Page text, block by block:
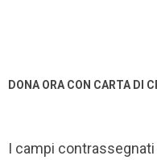
DONA ORA CON CARTA DI
I campi